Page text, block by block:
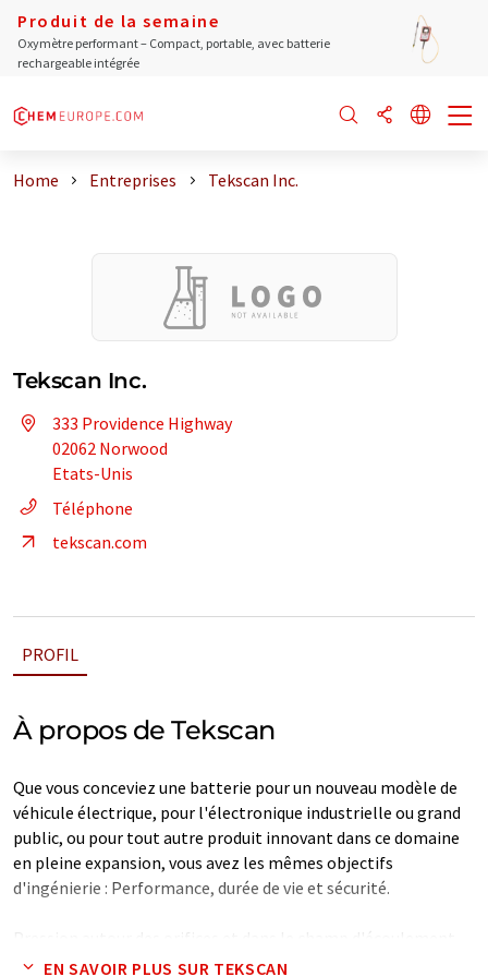
Produit de la semaine
Oxymètre performant – Compact, portable, avec batterie
rechargeable intégrée
Home Entreprises Tekscan Inc.
Tekscan Inc.
333 Providence Highway
02062 Norwood
Etats-Unis
Téléphone
tekscan.com
PROFIL
À propos de Tekscan
Que vous conceviez une batterie pour un nouveau modèle de
véhicule électrique, pour l'électronique industrielle ou grand
public, ou pour tout autre produit innovant dans ce domaine
en pleine expansion, vous avez les mêmes objectifs
d'ingénierie : Performance, durée de vie et sécurité.
avant et après la pressurisation.Pression autour des orifices
EN SAVOIR PLUS SUR TEKSCAN